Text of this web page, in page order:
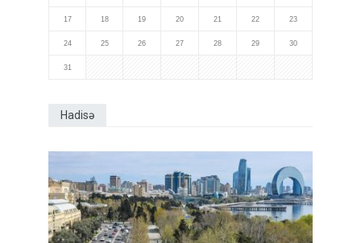
17 18 19 20 21 22 23
24 25 26 27 28 29 30
31
Hadisə